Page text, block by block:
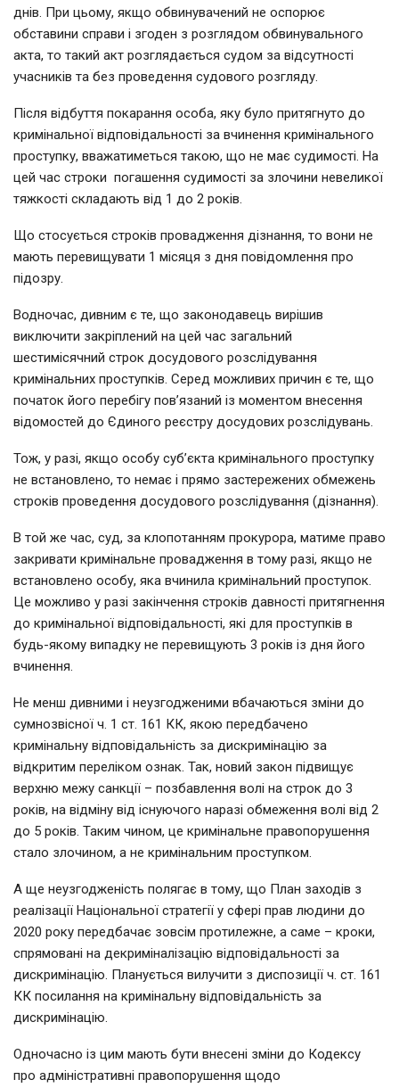
днів. При цьому, якщо обвинувачений не оспорює
обставини справи і згоден з розглядом обвинувального
акта, то такий акт розглядається судом за відсутності
учасників та без проведення судового розгляду.
Після відбуття покарання особа, яку було притягнуто до
кримінальної відповідальності за вчинення кримінального
проступку, вважатиметься такою, що не має судимості. На
цей час строки погашення судимості за злочини невеликої
тяжкості складають від 1 до 2 років.
Що стосується строків провадження дізнання, то вони не
мають перевищувати 1 місяця з дня повідомлення про
підозру.
Водночас, дивним є те, що законодавець вирішив
виключити закріплений на цей час загальний
шестимісячний строк досудового розслідування
кримінальних проступків. Серед можливих причин є те, що
початок його перебігу пов’язаний із моментом внесення
відомостей до Єдиного реєстру досудових розслідувань.
Тож, у разі, якщо особу суб’єкта кримінального проступку
не встановлено, то немає і прямо застережених обмежень
строків проведення досудового розслідування (дізнання).
В той же час, суд, за клопотанням прокурора, матиме право
закривати кримінальне провадження в тому разі, якщо не
встановлено особу, яка вчинила кримінальний проступок.
Це можливо у разі закінчення строків давності притягнення
до кримінальної відповідальності, які для проступків в
будь-якому випадку не перевищують 3 років із дня його
вчинення.
Не менш дивними і неузгодженими вбачаються зміни до
сумнозвісної ч. 1 ст. 161 КК, якою передбачено
кримінальну відповідальність за дискримінацію за
відкритим переліком ознак. Так, новий закон підвищує
верхню межу санкції – позбавлення волі на строк до 3
років, на відміну від існуючого наразі обмеження волі від 2
до 5 років. Таким чином, це кримінальне правопорушення
стало злочином, а не кримінальним проступком.
А ще неузгодженість полягає в тому, що План заходів з
реалізації Національної стратегії у сфері прав людини до
2020 року передбачає зовсім протилежне, а саме – кроки,
спрямовані на декриміналізацію відповідальності за
дискримінацію. Планується вилучити з диспозиції ч. ст. 161
КК посилання на кримінальну відповідальність за
дискримінацію.
Одночасно із цим мають бути внесені зміни до Кодексу
про адміністративні правопорушення щодо